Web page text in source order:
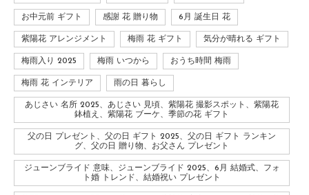
お中元前 ギフト 感謝 花 贈り物 6月 誕生日 花
紫陽花 アレンジメント 梅雨 花 ギフト 気分が晴れる ギフト
梅雨入り 2025 梅雨 いつから おうち時間 梅雨
梅雨 花 インテリア 雨の日 暮らし
あじさい 名所 2025、あじさい 見頃、紫陽花 撮影スポット、紫陽花
鉢植え、紫陽花 ブーケ、季節の花 ギフト
父の日 プレゼント、父の日 ギフト 2025、父の日 ギフト ランキン
グ、父の日 贈り物、お父さん プレゼント
ジューンブライド 意味、ジューンブライド 2025、6月 結婚式、フォ
ト婚 トレンド、結婚祝い プレゼント